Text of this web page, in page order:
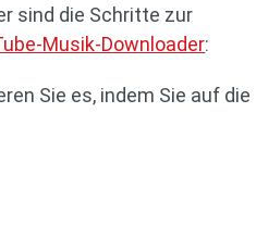
sind die Schritte zur
Musik-Downloader:
Sie es, indem Sie auf die